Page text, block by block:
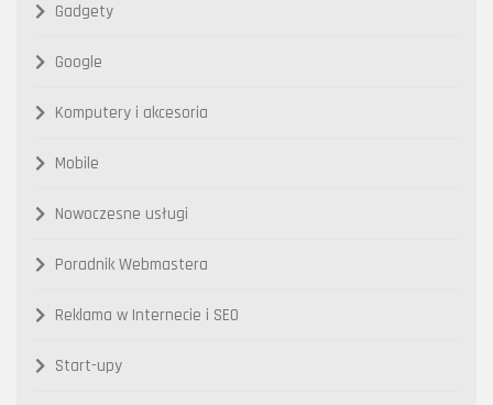
Gadgety
Google
Komputery i akcesoria
Mobile
Nowoczesne usługi
Poradnik Webmastera
Reklama w Internecie i SEO
Start-upy